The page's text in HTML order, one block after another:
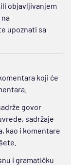
objavljivanjem
upoznati sa
koji će
govor
sadržaje
kao i komentare
i gramatičku